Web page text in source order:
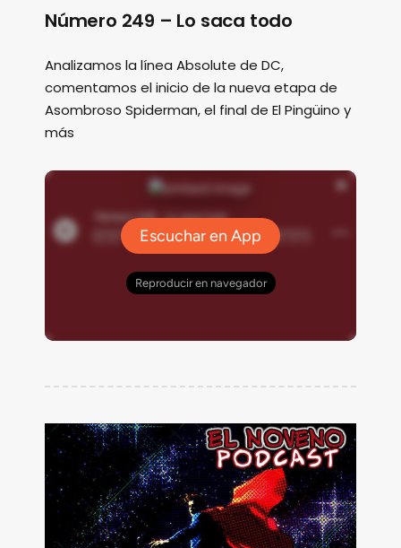
Número 249 – Lo saca todo
Analizamos la línea Absolute de DC,
comentamos el inicio de la nueva etapa de
Asombroso Spiderman, el final de El Pingüino y
más